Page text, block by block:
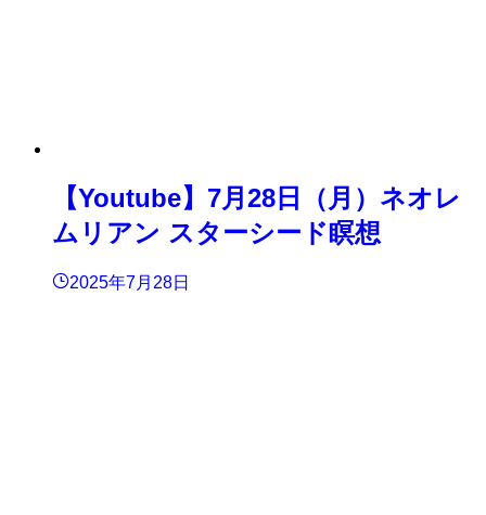
【Youtube】7月28日（月）ネオレ
ムリアン スターシード瞑想
2025年7月28日